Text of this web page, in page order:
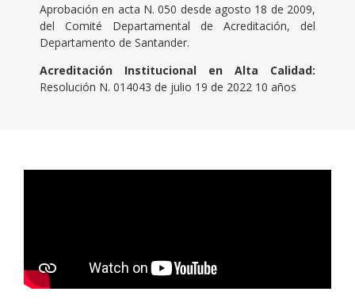
Aprobación en acta N. 050 desde agosto 18 de 2009,
del Comité Departamental de Acreditación, del
Departamento de Santander.
Acreditación Institucional en Alta Calidad:
Resolución N. 014043 de julio 19 de 2022 10 años